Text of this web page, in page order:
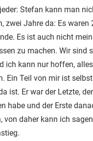
Stefan kann man
zwei Jahre da: Es waren
Es ist auch nicht
zu machen. Wir sind
ich kann nur hoffen,
Ein Teil von mir ist
ist. Er war der Letzte,
habe und der Erste
von daher kann ich